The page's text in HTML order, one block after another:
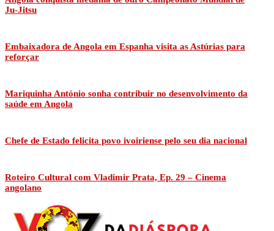
Ju-Jitsu
Embaixadora de Angola em Espanha visita as Astúrias para
reforçar
Mariquinha António sonha contribuir no desenvolvimento da
saúde em Angola
Chefe de Estado felicita povo ivoiriense pelo seu dia nacional
Roteiro Cultural com Vladimir Prata, Ep. 29 – Cinema
angolano